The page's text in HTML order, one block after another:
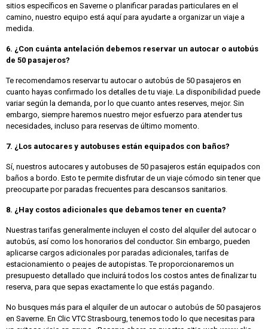
sitios específicos en Saverne o planificar paradas particulares en el
camino, nuestro equipo está aquí para ayudarte a organizar un viaje a
medida.
6. ¿Con cuánta antelación debemos reservar un autocar o autobús
de 50 pasajeros?
Te recomendamos reservar tu autocar o autobús de 50 pasajeros en
cuanto hayas confirmado los detalles de tu viaje. La disponibilidad puede
variar según la demanda, por lo que cuanto antes reserves, mejor. Sin
embargo, siempre haremos nuestro mejor esfuerzo para atender tus
necesidades, incluso para reservas de último momento.
7. ¿Los autocares y autobuses están equipados con baños?
Sí, nuestros autocares y autobuses de 50 pasajeros están equipados con
baños a bordo. Esto te permite disfrutar de un viaje cómodo sin tener que
preocuparte por paradas frecuentes para descansos sanitarios.
8. ¿Hay costos adicionales que debamos tener en cuenta?
Nuestras tarifas generalmente incluyen el costo del alquiler del autocar o
autobús, así como los honorarios del conductor. Sin embargo, pueden
aplicarse cargos adicionales por paradas adicionales, tarifas de
estacionamiento o peajes de autopistas. Te proporcionaremos un
presupuesto detallado que incluirá todos los costos antes de finalizar tu
reserva, para que sepas exactamente lo que estás pagando.
No busques más para el alquiler de un autocar o autobús de 50 pasajeros
en Saverne. En Clic VTC Strasbourg, tenemos todo lo que necesitas para